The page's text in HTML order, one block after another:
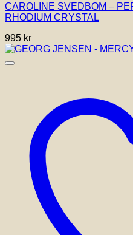
CAROLINE SVEDBOM –
RHODIUM CRYSTAL
995 kr